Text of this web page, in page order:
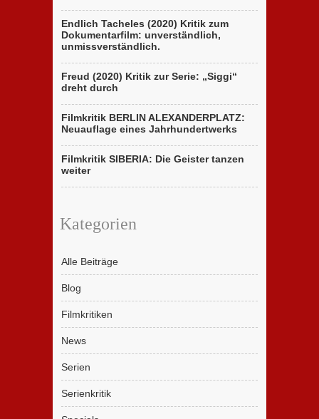
Endlich Tacheles (2020) Kritik zum
Dokumentarfilm: unverständlich,
unmissverständlich.
Freud (2020) Kritik zur Serie: „Siggi“
dreht durch
Filmkritik BERLIN ALEXANDERPLATZ:
Neuauflage eines Jahrhundertwerks
Filmkritik SIBERIA: Die Geister tanzen
weiter
Kategorien
Alle Beiträge
Blog
Filmkritiken
News
Serien
Serienkritik